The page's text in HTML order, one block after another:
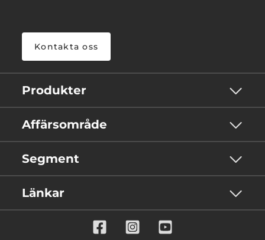
Kontakta oss
Produkter
Affärsområde
Segment
Länkar